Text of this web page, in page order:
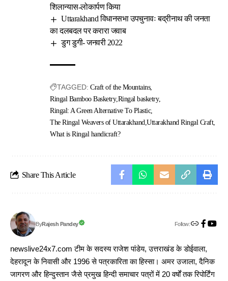
शिलान्यास-लोकार्पण किया
Uttarakhand विधानसभा उपचुनावः बद्रीनाथ की जनता
का दलबदल पर करारा जवाब
डुग डुगी- जनवरी 2022
TAGGED: Craft of the Mountains
Ringal Bamboo Basketry Ringal basketry
Ringal: A Green Alternative To Plastic
The Ringal Weavers of Uttarakhand Uttarakhand Ringal Craft
What is Ringal handicraft?
Share This Article
ByRajesh Pandey Follow:
newslive24x7.com टीम के सदस्य राजेश पांडेय, उत्तराखंड के डोईवाला,
देहरादून के निवासी और 1996 से पत्रकारिता का हिस्सा। अमर उजाला, दैनिक
जागरण और हिन्दुस्तान जैसे प्रमुख हिन्दी समाचार पत्रों में 20 वर्षों तक रिपोर्टिंग